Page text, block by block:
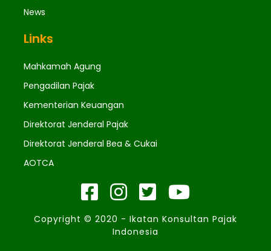
News
Links
Mahkamah Agung
Pengadilan Pajak
Kementerian Keuangan
Direktorat Jenderal Pajak
Direktorat Jenderal Bea & Cukai
AOTCA
Copyright © 2020 - Ikatan Konsultan Pajak
Indonesia